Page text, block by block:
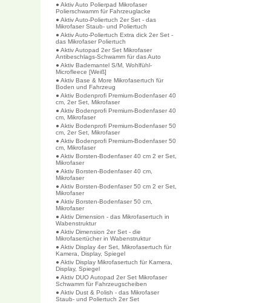
● Aktiv Auto Polierpad Mikrofaser
Polierschwamm für Fahrzeuglacke
● Aktiv Auto-Poliertuch 2er Set - das
Mikrofaser Staub- und Poliertuch
● Aktiv Auto-Poliertuch Extra dick 2er Set -
das Mikrofaser Poliertuch
● Aktiv Autopad 2er Set Mikrofaser
Antibeschlags-Schwamm für das Auto
● Aktiv Bademantel S/M, Wohlfühl-
Microfleece [Weiß]
● Aktiv Base & More Mikrofasertuch für
Boden und Fahrzeug
● Aktiv Bodenprofi Premium-Bodenfaser 40
cm, 2er Set, Mikrofaser
● Aktiv Bodenprofi Premium-Bodenfaser 40
cm, Mikrofaser
● Aktiv Bodenprofi Premium-Bodenfaser 50
cm, 2er Set, Mikrofaser
● Aktiv Bodenprofi Premium-Bodenfaser 50
cm, Mikrofaser
● Aktiv Borsten-Bodenfaser 40 cm 2 er Set,
Mikrofaser
● Aktiv Borsten-Bodenfaser 40 cm,
Mikrofaser
● Aktiv Borsten-Bodenfaser 50 cm 2 er Set,
Mikrofaser
● Aktiv Borsten-Bodenfaser 50 cm,
Mikrofaser
● Aktiv Dimension - das Mikrofasertuch in
Wabenstruktur
● Aktiv Dimension 2er Set - die
Mikrofasertücher in Wabenstruktur
● Aktiv Display 4er Set, Mikrofasertuch für
Kamera, Display, Spiegel
● Aktiv Display Mikrofasertuch für Kamera,
Display, Spiegel
● Aktiv DUO Autopad 2er Set Mikrofaser
Schwamm für Fahrzeugscheiben
● Aktiv Dust & Polish - das Mikrofaser
Staub- und Poliertuch 2er Set